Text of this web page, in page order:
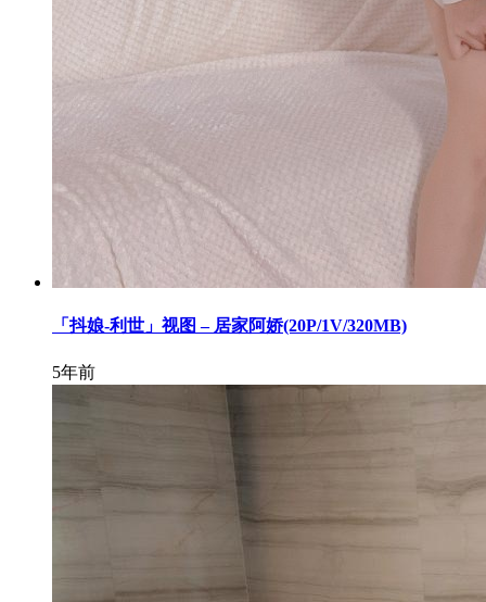
「抖娘-利世」视图 – 居家阿娇(20P/1V/320MB)
5年前